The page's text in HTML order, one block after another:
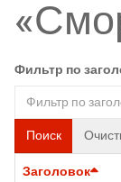
Фильтр по
Поиск
Заголовок